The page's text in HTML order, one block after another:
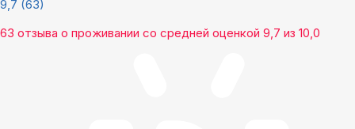
9,7 (63)
63 отзыва о проживании со средней оценкой 9,7 из 10,0